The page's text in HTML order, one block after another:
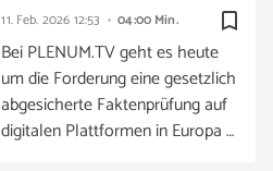
bookmark_border
11. Feb. 2026 12:53 04:00 Min.
Bei PLENUM.TV geht es heute
um die Forderung eine gesetzlich
abgesicherte Faktenprüfung auf
digitalen Plattformen in Europa …